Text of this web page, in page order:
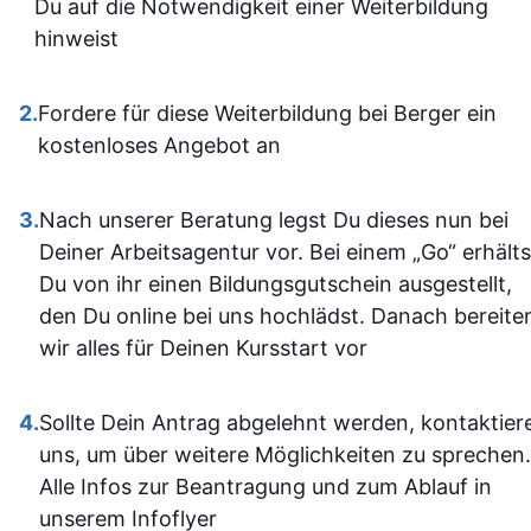
Insgesamt ist der
alle, die sich im Bereich
SPS weiterbilden oder
Sehr empfehlenswert! 👍
dann gut
allem
einiges
und fühle
im
jetzt
sicherer.
Du auf die Notwendigkeit einer Weiterbildung
hinweist
2.Fordere für diese Weiterbildung bei Berger ein
kostenloses Angebot an
3.Nach unserer Beratung legst Du dieses nun bei
Deiner Arbeitsagentur vor. Bei einem „Go“
Du von ihr einen Bildungsgutschein ausgestellt,
den Du online bei uns hochlädst. Danach
wir alles für Deinen Kursstart vor
4.Sollte Dein Antrag abgelehnt werden,
uns, um über weitere Möglichkeiten zu sprechen.
Alle Infos zur Beantragung und zum Ablauf in
unserem Infoflyer